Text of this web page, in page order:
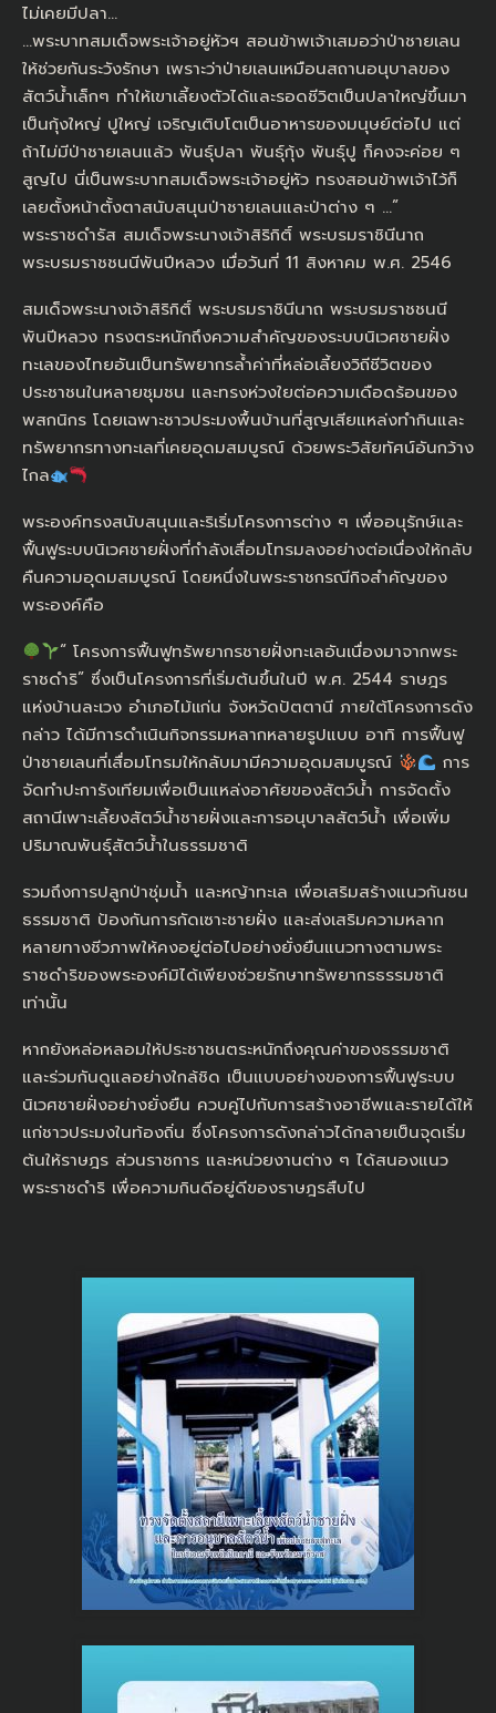
ไม่เคยมีปลา…
…พระบาทสมเด็จพระเจ้าอยู่หัวฯ สอนข้าพเจ้าเสมอว่าป่าชายเลน
ให้ช่วยกันระวังรักษา เพราะว่าป่ายเลนเหมือนสถานอนุบาลของ
สัตว์น้ำเล็กๆ ทำให้เขาเลี้ยงตัวได้และรอดชีวิตเป็นปลาใหญ่ขึ้นมา
เป็นกุ้งใหญ่ ปูใหญ่ เจริญเติบโตเป็นอาหารของมนุษย์ต่อไป แต่
ถ้าไม่มีป่าชายเลนแล้ว พันธุ์ปลา พันธุ์กุ้ง พันธุ์ปู ก็คงจะค่อย ๆ
สูญไป นี่เป็นพระบาทสมเด็จพระเจ้าอยู่หัว ทรงสอนข้าพเจ้าไว้ก็
เลยตั้งหน้าตั้งตาสนับสนุนป่าชายเลนและป่าต่าง ๆ …”
พระราชดำรัส สมเด็จพระนางเจ้าสิริกิติ์ พระบรมราชินีนาถ
พระบรมราชชนนีพันปีหลวง เมื่อวันที่ 11 สิงหาคม พ.ศ. 2546
สมเด็จพระนางเจ้าสิริกิติ์ พระบรมราชินีนาถ พระบรมราชชนนี
พันปีหลวง ทรงตระหนักถึงความสำคัญของระบบนิเวศชายฝั่ง
ทะเลของไทยอันเป็นทรัพยากรล้ำค่าที่หล่อเลี้ยงวิถีชีวิตของ
ประชาชนในหลายชุมชน และทรงห่วงใยต่อความเดือดร้อนของ
พสกนิกร โดยเฉพาะชาวประมงพื้นบ้านที่สูญเสียแหล่งทำกินและ
ทรัพยากรทางทะเลที่เคยอุดมสมบูรณ์ ด้วยพระวิสัยทัศน์อันกว้าง
ไกล
พระองค์ทรงสนับสนุนและริเริ่มโครงการต่าง ๆ เพื่ออนุรักษ์และ
ฟื้นฟูระบบนิเวศชายฝั่งที่กำลังเสื่อมโทรมลงอย่างต่อเนื่องให้กลับ
คืนความอุดมสมบูรณ์ โดยหนึ่งในพระราชกรณีกิจสำคัญของ
พระองค์คือ
“ โครงการฟื้นฟูทรัพยากรชายฝั่งทะเลอันเนื่องมาจากพระ
ราชดำริ” ซึ่งเป็นโครงการที่เริ่มต้นขึ้นในปี พ.ศ. 2544 ราษฎร
แห่งบ้านละเวง อำเภอไม้เเก่น จังหวัดปัตตานี ภายใต้โครงการดัง
กล่าว ได้มีการดำเนินกิจกรรมหลากหลายรูปแบบ อาทิ การฟื้นฟู
ป่าชายเลนที่เสื่อมโทรมให้กลับมามีความอุดมสมบูรณ์
การ
จัดทำปะการังเทียมเพื่อเป็นแหล่งอาศัยของสัตว์น้ำ การจัดตั้ง
สถานีเพาะเลี้ยงสัตว์น้ำชายฝั่งและการอนุบาลสัตว์น้ำ เพื่อเพิ่ม
ปริมาณพันธุ์สัตว์น้ำในธรรมชาติ
รวมถึงการปลูกป่าชุ่มน้ำ และหญ้าทะเล เพื่อเสริมสร้างแนวกันชน
ธรรมชาติ ป้องกันการกัดเซาะชายฝั่ง และส่งเสริมความหลาก
หลายทางชีวภาพให้คงอยู่ต่อไปอย่างยั่งยืนแนวทางตามพระ
ราชดำริของพระองค์มิได้เพียงช่วยรักษาทรัพยากรธรรมชาติ
เท่านั้น
หากยังหล่อหลอมให้ประชาชนตระหนักถึงคุณค่าของธรรมชาติ
และร่วมกันดูแลอย่างใกล้ชิด เป็นแบบอย่างของการฟื้นฟูระบบ
นิเวศชายฝั่งอย่างยั่งยืน ควบคู่ไปกับการสร้างอาชีพและรายได้ให้
แก่ชาวประมงในท้องถิ่น ซึ่งโครงการดังกล่าวได้กลายเป็นจุดเริ่ม
ต้นให้ราษฎร ส่วนราชการ และหน่วยงานต่าง ๆ ได้สนองแนว
พระราชดำริ เพื่อความกินดีอยู่ดีของราษฎรสืบไป